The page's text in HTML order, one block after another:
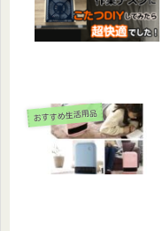
おすすめ生活用品